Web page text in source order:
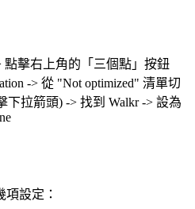
點擊右上角的「三個點」按鈕
-> 從 "Not optimized" 清單切
下拉箭頭) -> 找到 Walkr -> 設為
項設定：